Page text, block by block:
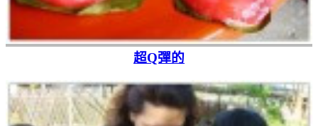
超Q彈的